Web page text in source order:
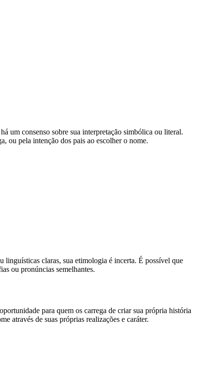
um consenso sobre sua interpretação simbólica ou literal.
ou pela intenção dos pais ao escolher o nome.
linguísticas claras, sua etimologia é incerta. É possível que
ou pronúncias semelhantes.
para quem os carrega de criar sua própria história
através de suas próprias realizações e caráter.